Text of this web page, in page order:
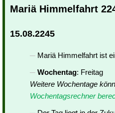
Mariä Himmelfahrt
15.08.2245
Mariä Himmelfahrt ist
Wochentag: Freitag
Weitere Wochentage
Wochentagsrechner